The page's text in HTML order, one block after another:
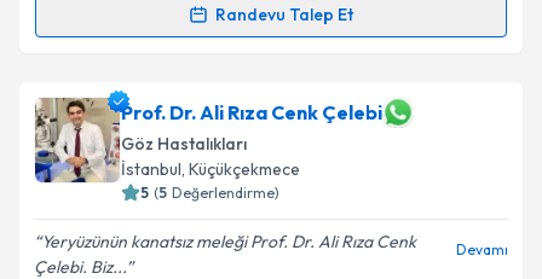
Takvim Talebini Gönder
Randevu Talep Et
için bir takvim hazırlandığında e-posta ile
bilgilendireceğiz.
E-posta Adresiniz
Prof. Dr. Ali Rıza Cenk Çelebi
Göz Hastalıkları
İstanbul, Küçükçekmece
5 (5 Değerlendirme)
Yeryüzünün kanatsız meleği Prof. Dr. Ali Rıza Cenk
Çelebi. Biz...
Devamı